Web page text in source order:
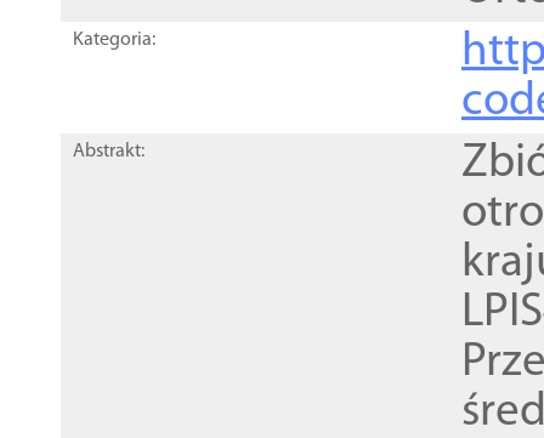
Kategoria:
Abstrakt: